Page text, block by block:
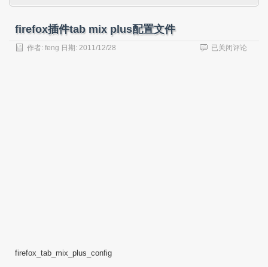
firefox插件tab mix plus配置文件
作者: feng 日期: 2011/12/28
firefox
已关闭评论
firefox_tab_mix_plus_config